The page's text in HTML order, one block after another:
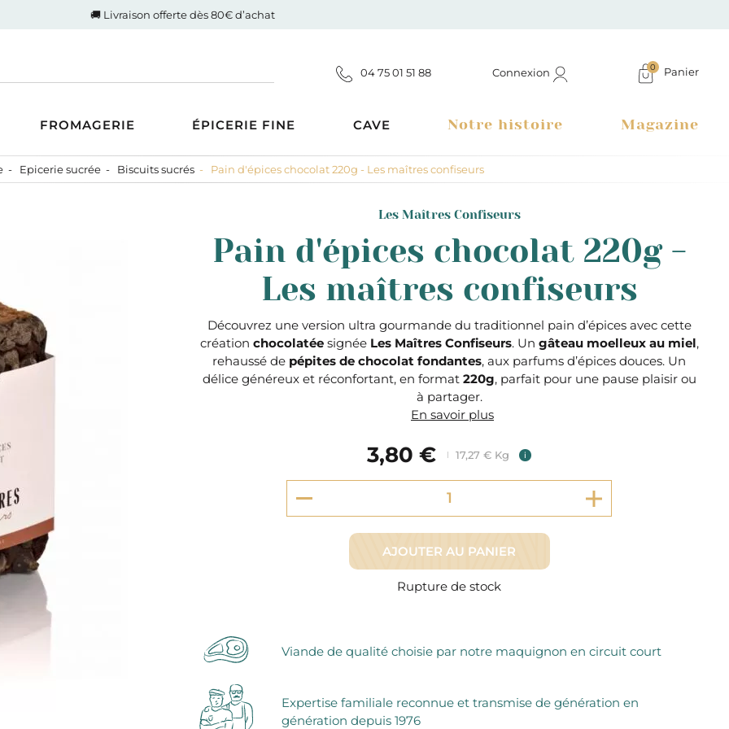
🚚 Livraison offerte dès 80€ d’achat
04 75 01 51 88 Connexion 0 Panier
Gigot de Drôme-Ardèche
Poulet fermier de Quentin
Nos saucisses maison
Sélection dans les fermes locales depuis 1976
Découvrir notre savoir-faire de maquignon
FROMAGERIE
Rhône-Alpes
Fromager Affineurs depuis plus de 45 ans
Découvrez notre sélection de Fromages livrés en 24h
ÉPICERIE FINE
et mueslis
biscottes et pains
et préparations pour dessert
chauds
Boutique à Montélimar & Epicerie fine en ligne
Découvrez + de 3000 références disponibles
CAVE
Et Calvados
Et Crème
Et Cachaca
Notre histoire Magazine
Epicerie sucrée Biscuits sucrés Pain d'épices chocolat 220g - Les maîtres confiseurs
Les Maîtres Confiseurs
Pain d'épices chocolat 220g -
Les maîtres confiseurs
Découvrez une version ultra gourmande du traditionnel pain d’épices avec cette
création chocolatéesignée Les Maîtres Confiseurs. Un gâteau moelleux au miel,
rehaussé de pépites de chocolat fondantes, aux parfums d’épices douces. Un
délice généreux et réconfortant, en format 220g, parfait pour une pause plaisir ou
à partager.
En savoir plus
3,80 € 17,27 € Kg i
AJOUTER AU PANIER
Rupture de stock
Viande de qualité choisie par notre maquignon en circuit court
Expertise familiale reconnue et transmise de génération en
génération depuis 1976